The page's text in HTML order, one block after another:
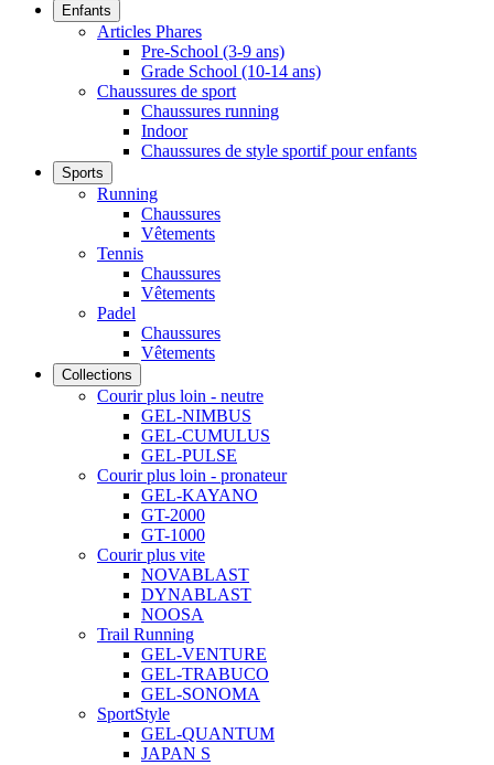
Enfants
Articles Phares
Pre-School (3-9 ans)
Grade School (10-14 ans)
Chaussures de sport
Chaussures running
Indoor
Chaussures de style sportif pour enfants
Sports
Running
Chaussures
Vêtements
Tennis
Chaussures
Vêtements
Padel
Chaussures
Vêtements
Collections
Courir plus loin - neutre
GEL-NIMBUS
GEL-CUMULUS
GEL-PULSE
Courir plus loin - pronateur
GEL-KAYANO
GT-2000
GT-1000
Courir plus vite
NOVABLAST
DYNABLAST
NOOSA
Trail Running
GEL-VENTURE
GEL-TRABUCO
GEL-SONOMA
SportStyle
GEL-QUANTUM
JAPAN S